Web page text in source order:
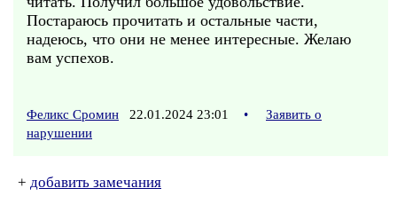
Постараюсь прочитать и остальные части,
надеюсь, что они не менее интересные. Желаю
вам успехов.
Феликс Сромин 22.01.2024 23:01 •
Заявить о
нарушении
+ добавить замечания